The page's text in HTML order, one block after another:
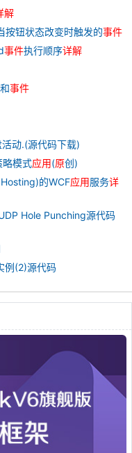
解
按钮状态改变时触发的事件
事件执行顺序详解
事件
动.(源代码下载)
略模式应用(原创)
的WCF应用服务详
Hole Punching源代码
例(2)源代码